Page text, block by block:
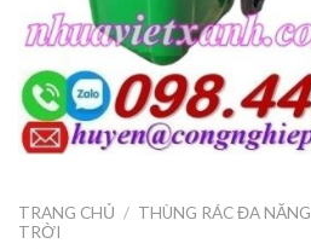
TRANG CHỦ / THÙNG RÁC ĐA NĂNG
TRỜI